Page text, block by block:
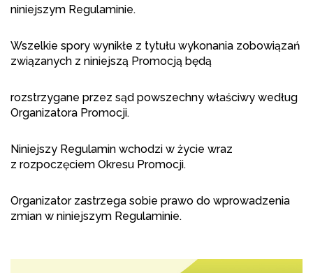
niniejszym Regulaminie.
Wszelkie spory wynikłe z tytułu wykonania zobowiązań
związanych z niniejszą Promocją będą
rozstrzygane przez sąd powszechny właściwy według
Organizatora Promocji.
Niniejszy Regulamin wchodzi w życie wraz
z rozpoczęciem Okresu Promocji.
Organizator zastrzega sobie prawo do wprowadzenia
zmian w niniejszym Regulaminie.